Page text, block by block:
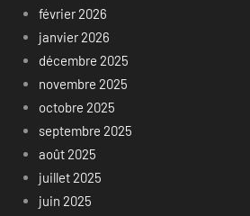
février 2026
janvier 2026
décembre 2025
novembre 2025
octobre 2025
septembre 2025
août 2025
juillet 2025
juin 2025